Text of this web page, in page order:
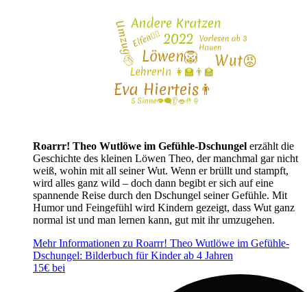
Roarrr! Theo Wutlöwe im Gefühle-Dschungel erzählt die
Geschichte des kleinen Löwen Theo, der manchmal gar nicht
weiß, wohin mit all seiner Wut. Wenn er brüllt und stampft,
wird alles ganz wild – doch dann begibt er sich auf eine
spannende Reise durch den Dschungel seiner Gefühle. Mit
Humor und Feingefühl wird Kindern gezeigt, dass Wut ganz
normal ist und man lernen kann, gut mit ihr umzugehen.
Mehr Informationen zu Roarrr! Theo Wutlöwe im Gefühle-
Dschungel: Bilderbuch für Kinder ab 4 Jahren
15€ bei